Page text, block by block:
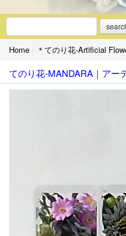
＊初めての方へ
＊アーティフィシャルフラワ
＊お花レポート
プロフィール
Home / ＊てのり花-Artificial
てのり花-MANDARA｜アー